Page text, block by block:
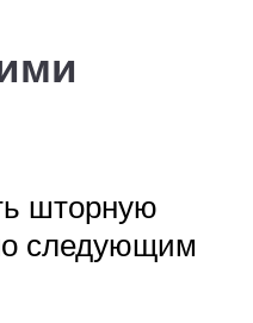
шторную
следующим